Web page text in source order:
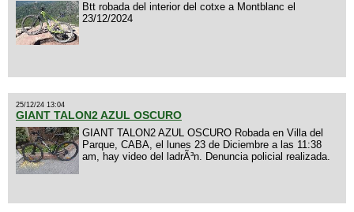
Btt robada del interior del cotxe a Montblanc el
23/12/2024
25/12/24 13:04
GIANT TALON2 AZUL OSCURO
GIANT TALON2 AZUL OSCURO Robada en Villa del
Parque, CABA, el lunes 23 de Diciembre a las 11:38
am, hay video del ladrÃ³n. Denuncia policial realizada.